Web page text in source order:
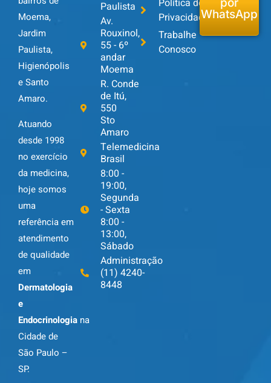
Moema,
Jardim
Paulista,
Higienópolis
e Santo
Amaro.
Atuando
desde 1998
no exercício
da medicina,
hoje somos
uma
referência em
atendimento
de qualidade
em
Dermatologia
e
Endocrinologia na
Cidade de
São Paulo –
SP.
Paulista
Av.
Rouxinol,
55 - 6º
andar
Moema
R. Conde
de Itú,
550
Sto
Amaro
Telemedicina
Brasil
8:00 -
19:00,
Segunda
- Sexta
8:00 -
13:00,
Sábado
Administração
(11) 4240-
8448
Política de
Privacidade
Trabalhe
Conosco
por
WhatsApp